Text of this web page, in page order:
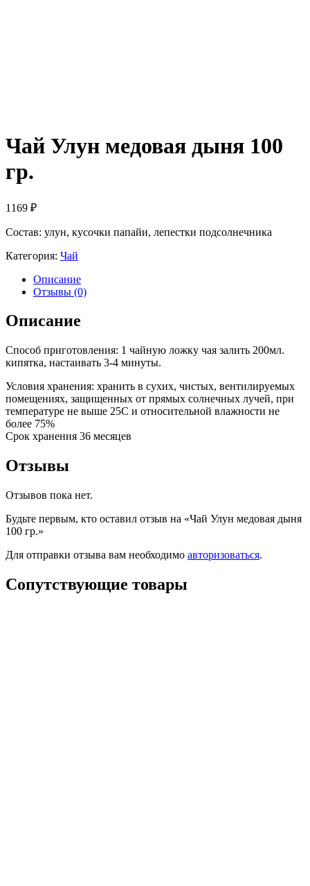
Чай Улун медовая дыня 100
гр.
1169 ₽
Состав: улун, кусочки папайи, лепестки подсолнечника
Категория: Чай
Описание
Отзывы (0)
Описание
Способ приготовления: 1 чайную ложку чая залить 200мл.
кипятка, настаивать 3-4 минуты.
Условия хранения: хранить в сухих, чистых, вентилируемых
помещениях, защищенных от прямых солнечных лучей, при
температуре не выше 25С и относительной влажности не
более 75%
Срок хранения 36 месяцев
Отзывы
Отзывов пока нет.
Будьте первым, кто оставил отзыв на «Чай Улун медовая дыня
100 гр.»
Для отправки отзыва вам необходимо авторизоваться.
Сопутствующие товары